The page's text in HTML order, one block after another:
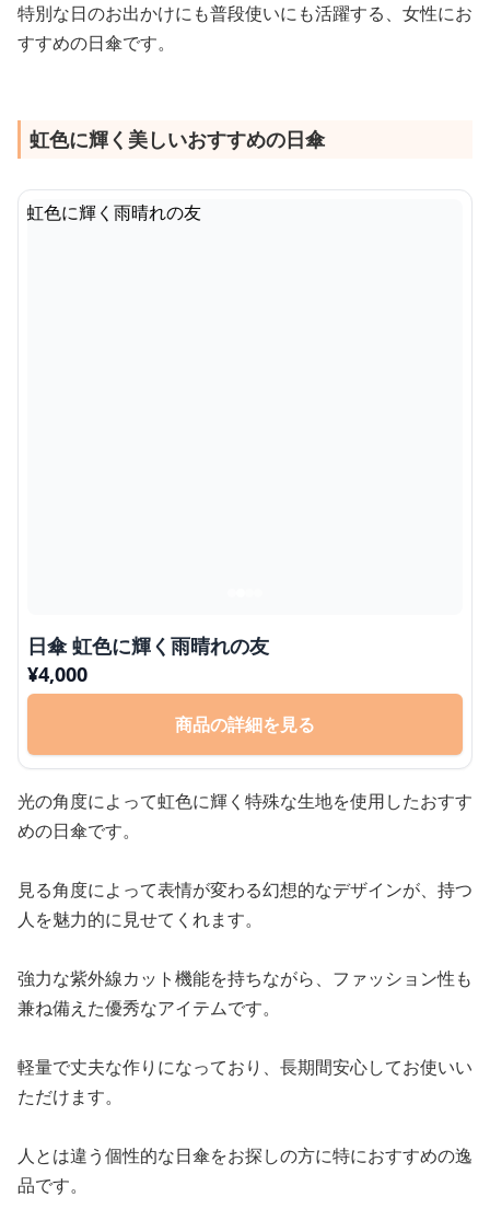
特別な日のお出かけにも普段使いにも活躍する、女性にお
すすめの日傘です。
虹色に輝く美しいおすすめの日傘
日傘 虹色に輝く雨晴れの友
¥4,000
商品の詳細を見る
光の角度によって虹色に輝く特殊な生地を使用したおすす
めの日傘です。
見る角度によって表情が変わる幻想的なデザインが、持つ
人を魅力的に見せてくれます。
強力な紫外線カット機能を持ちながら、ファッション性も
兼ね備えた優秀なアイテムです。
軽量で丈夫な作りになっており、長期間安心してお使いい
ただけます。
人とは違う個性的な日傘をお探しの方に特におすすめの逸
品です。